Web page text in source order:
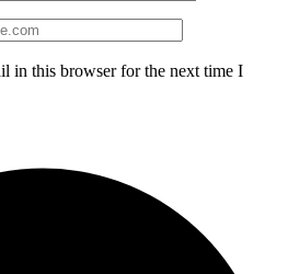
in this browser for the next time I